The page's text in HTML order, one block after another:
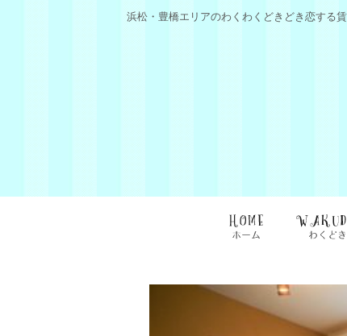
浜松・豊橋エリアのわくわくどきどき恋する